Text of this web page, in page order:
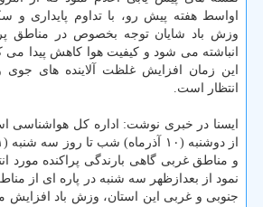
اواسط هفته پیش رو، با تداوم پایداری و
وزش باد شایان توجه بخصوص در مناطق
انباشته می شود و کیفیت هوا کاهش پیدا
این زمان افزایش غلظت آلاینده های
انتظار است.
ایسنا در خبری نوشت: اداره کل هواشناسی
و مناطق غربی گاهی بارندگی پراکنده مورد
نمود از بعدازظهر سه شنبه در پاره ای از
جنوبی و غربی این استان، وزش باد افزایش